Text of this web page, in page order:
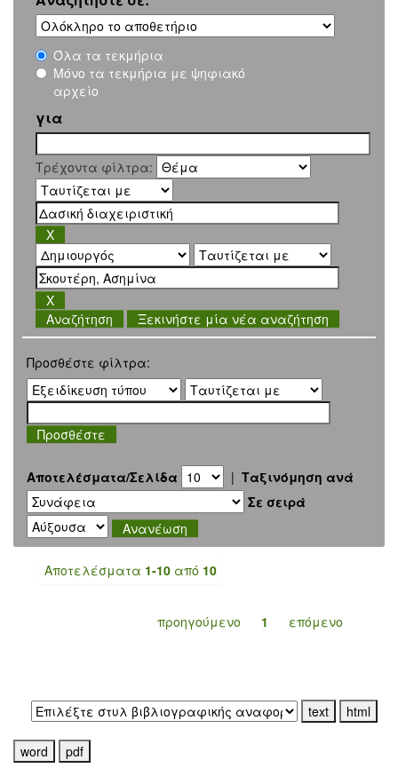
Όλα τα τεκμήρια
Μόνο τα τεκμήρια με ψηφιακό
αρχείο
για
Τρέχοντα φίλτρα:
Ξεκινήστε μία νέα αναζήτηση
Προσθέστε φίλτρα:
Αποτελέσματα/Σελίδα | Ταξινόμηση ανά
Σε σειρά
Αποτελέσματα 1-10 από 10
προηγούμενο 1 επόμενο